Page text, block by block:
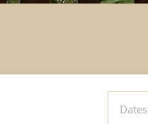
DATES